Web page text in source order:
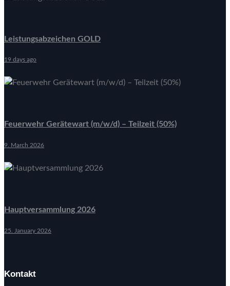
Leistungsabzeichen GOLD
19 days ago
Feuerwehr Gerätewart (m/w/d) – Teilzeit (50%)
9. March 2026
Hauptversammlung 2026
25. January 2026
Kontakt